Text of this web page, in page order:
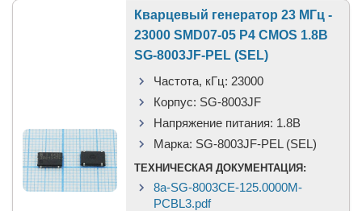
Кварцевый генератор 23 МГц -
23000 SMD07-05 P4 CMOS 1.8В
SG-8003JF-PEL (SEL)
Частота, кГц: 23000
Корпус: SG-8003JF
Напряжение питания: 1.8В
Марка: SG-8003JF-PEL (SEL)
ТЕХНИЧЕСКАЯ ДОКУМЕНТАЦИЯ:
8a-SG-8003CE-125.0000M-
PCBL3.pdf